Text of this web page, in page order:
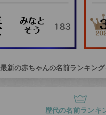
最新の赤ちゃんの名前ランキン
歴代の名前ランキ